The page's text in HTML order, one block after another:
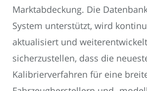
Marktabdeckung. Die
System unterstützt, wird
aktualisiert und
sicherzustellen, dass die
Kalibrierverfahren für eine